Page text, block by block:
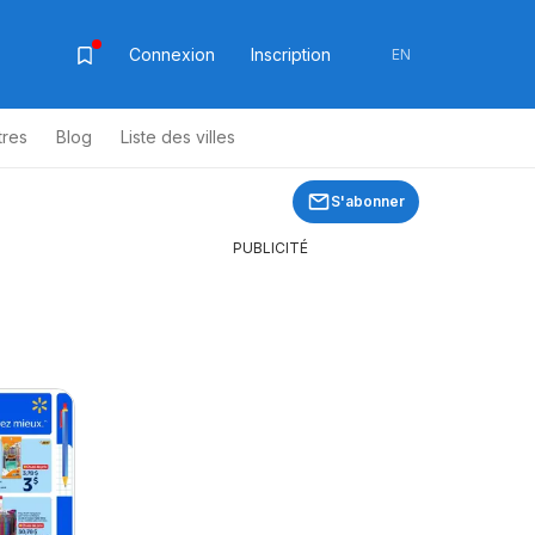
Connexion Inscription EN
Blog Liste des villes
S'abonner
PUBLICITÉ